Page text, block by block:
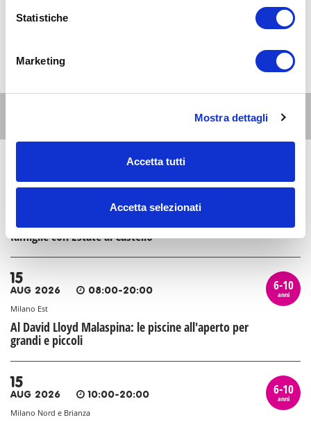
Statistiche
Marketing
Mostra dettagli
Accetta tutti
Accetta selezionati
Altri eventi per questa età
AUG 2026 21:00-23:00
La storia infinita: cinema all'aperto per bambini e
famiglie con Estate al Castello
6-10
anni
15
AUG 2026 08:00-20:00
Milano Est
Al David Lloyd Malaspina: le piscine all'aperto per
grandi e piccoli
6-10
anni
15
AUG 2026 10:00-20:00
Milano Nord e Brianza
6-10
anni